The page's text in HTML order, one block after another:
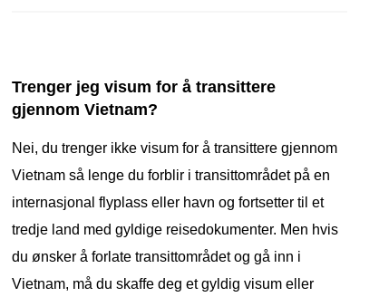
Trenger jeg visum for å transittere
gjennom Vietnam?
Nei, du trenger ikke visum for å transittere gjennom
Vietnam så lenge du forblir i transittområdet på en
internasjonal flyplass eller havn og fortsetter til et
tredje land med gyldige reisedokumenter. Men hvis
du ønsker å forlate transittområdet og gå inn i
Vietnam, må du skaffe deg et gyldig visum eller